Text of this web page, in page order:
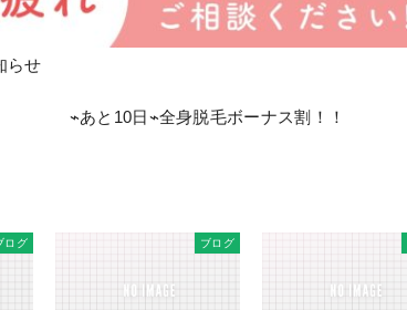
らせ
⌁あと10日⌁全身脱毛ボーナス割！！
ログ ブログ